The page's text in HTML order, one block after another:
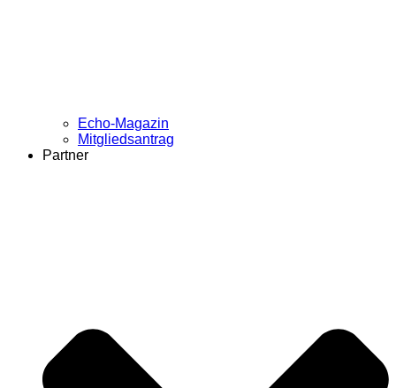
Echo-Magazin
Mitgliedsantrag
Partner